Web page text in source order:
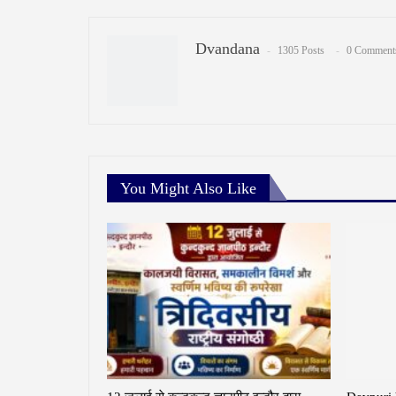
Dvandana 1305 Posts 0
You Might Also Like